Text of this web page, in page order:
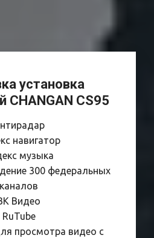
установка
CHANGAN CS95
навигатор
музыка
300 федеральных
каналов
Видео
RuTube
просмотра видео с